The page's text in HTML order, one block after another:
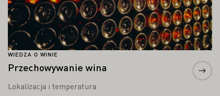
WIEDZA O WINIE
Przechowywanie wina
Lokalizacja i temperatura